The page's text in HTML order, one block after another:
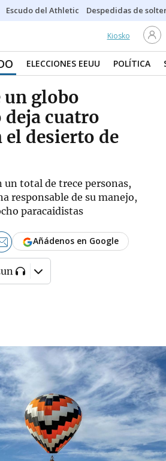
Escudo del Athletic Despedidas de
Kiosko
ELECCIONES EEUU POLÍTICA
un globo
cuatro
el desierto de
un total de trece personas,
responsable de su manejo,
paracaidistas
Añádenos en Google